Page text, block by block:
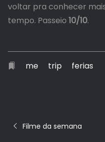
voltar pra conhecer
tempo. Passeio 10/10.
me trip ferias
Filme da semana